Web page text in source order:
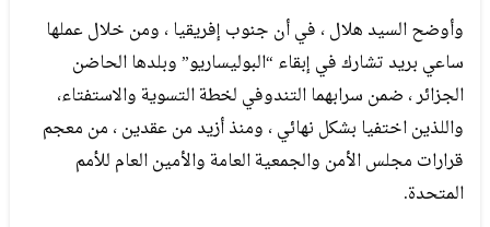
وأوضح السيد هلال ، في أن جنوب إفريقيا ، ومن خلال عملها
ساعي بريد تشارك في إبقاء “البوليساريو” وبلدها الحاضن
الجزائر ، ضمن سرابهما التندوفي لخطة التسوية والاستفتاء،
واللذين اختفيا بشكل نهائي ، ومنذ أزيد من عقدين ، من معجم
قرارات مجلس الأمن والجمعية العامة والأمين العام للأمم
المتحدة.